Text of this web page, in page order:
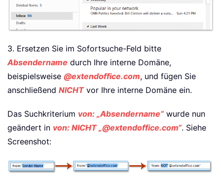
3. Ersetzen Sie im Sofortsuche-Feld bitte
Absendername durch Ihre interne Domäne,
beispielsweise @extendoffice.com, und fügen Sie
anschließend NICHTvor Ihre interne Domäne ein.
Das Suchkriterium von: „Absendername“wurde nun
geändert in von: NICHT „@extendoffice.com“. Siehe
Screenshot: